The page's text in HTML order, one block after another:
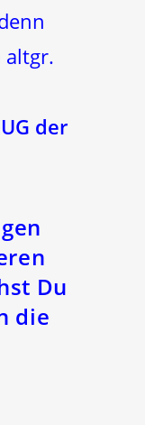
altgr.
der
Du
die